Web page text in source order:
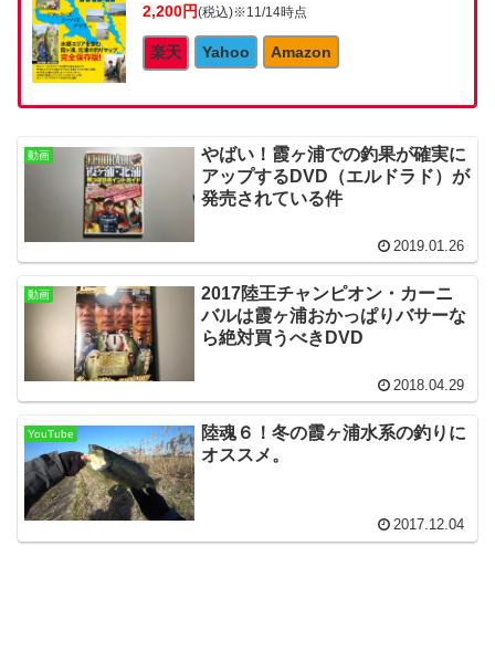
2,200円(税込)※11/14時点
楽天 Yahoo Amazon
動画
やばい！霞ヶ浦での釣果が確実に
アップするDVD（エルドラド）が
発売されている件
2019.01.26
動画
2017陸王チャンピオン・カーニ
バルは霞ヶ浦おかっぱりバサーな
ら絶対買うべきDVD
2018.04.29
YouTube
陸魂６！冬の霞ヶ浦水系の釣りに
オススメ。
2017.12.04